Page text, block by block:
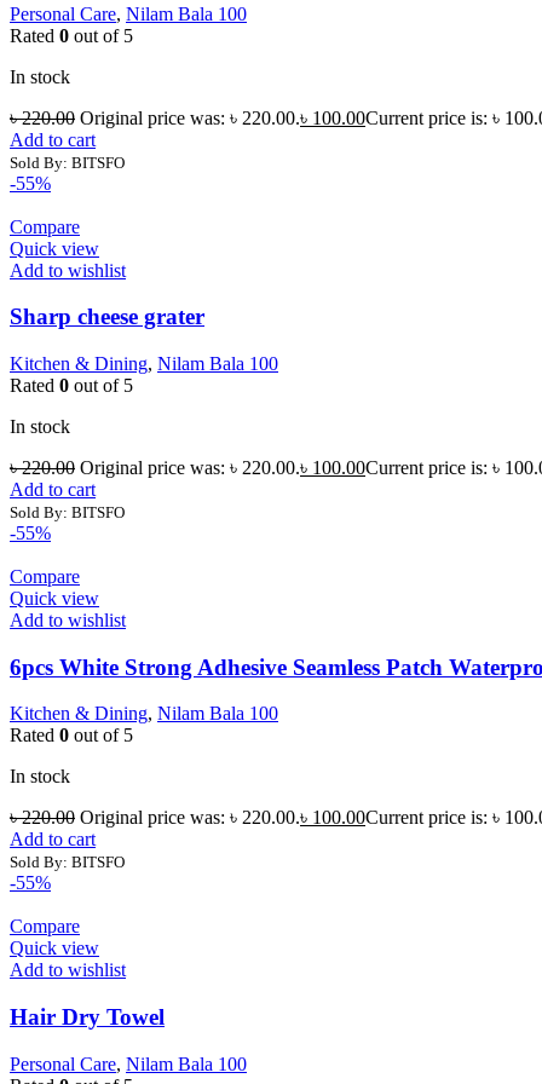
Personal Care, Nilam Bala 100
Rated 0 out of 5
In stock
৳220.00 Original price was: ৳ 220.00.৳ 100.00Current price is: ৳
Add to cart
Sold By: BITSFO
-55%
Compare
Quick view
Add to wishlist
Sharp cheese grater
Kitchen & Dining, Nilam Bala 100
Rated 0 out of 5
In stock
৳220.00 Original price was: ৳ 220.00.৳ 100.00Current price is: ৳
Add to cart
Sold By: BITSFO
-55%
Compare
Quick view
Add to wishlist
6pcs White Strong Adhesive Seamless Patch
Kitchen & Dining, Nilam Bala 100
Rated 0 out of 5
In stock
৳220.00 Original price was: ৳ 220.00.৳ 100.00Current price is: ৳
Add to cart
Sold By: BITSFO
-55%
Compare
Quick view
Add to wishlist
Hair Dry Towel
Personal Care, Nilam Bala 100